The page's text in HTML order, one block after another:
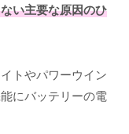
い主要な原因のひ
トやパワーウイン
にバッテリーの電